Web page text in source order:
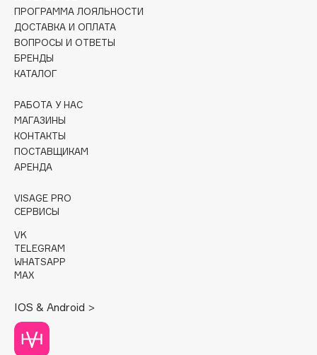
Collagenina
Consly
Corimo
CosRX
Crescina
Cunzite
D
DABO
DARLING*
Davines
Deonica
Dessange
ПРОГРАММА ЛОЯЛЬНОСТИ
ДОСТАВКА И ОПЛАТА
ВОПРОСЫ И ОТВЕТЫ
БРЕНДЫ
КАТАЛОГ
РАБОТА У НАС
МАГАЗИНЫ
КОНТАКТЫ
ПОСТАВЩИКАМ
АРЕНДА
VISAGE PRO
СЕРВИСЫ
VK
TELEGRAM
WHATSAPP
MAX
IOS & Android >